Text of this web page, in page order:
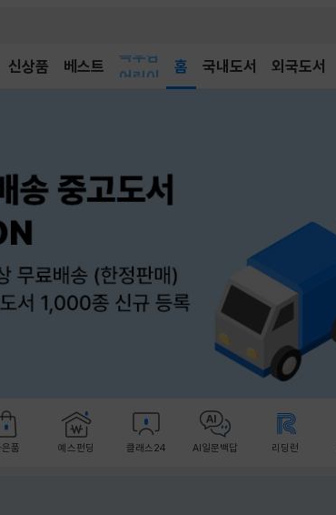
신상품 베스트
어린이
홈 국내도서 외국도서
은품 예스펀딩 클래스24 AI일문백답 리딩런